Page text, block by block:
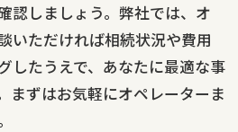
認しましょう。弊社では、オ
いただければ相続状況や費用
したうえで、あなたに最適な事
まずはお気軽にオペレーターま